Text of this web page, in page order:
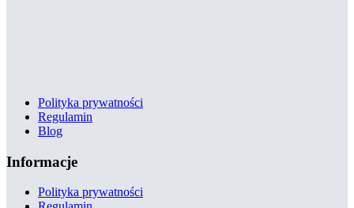
Polityka prywatności
Regulamin
Blog
Informacje
Polityka prywatności